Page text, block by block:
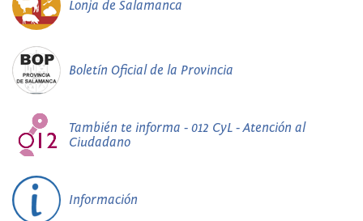
Lonja de Salamanca
Boletín Oficial de la Provincia
También te informa - 012 CyL - Atención al
Ciudadano
Información